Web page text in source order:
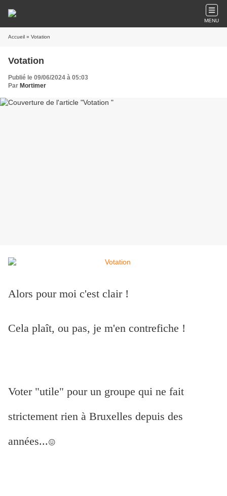
MENU
Accueil » Votation
Votation
Publié le 09/06/2024 à 05:03
Par Mortimer
Alors pour moi c'est clair !
Cela plaît, ou pas, je m'en contrefiche !
Voter "utile" pour un groupe qui ne fait
strictement rien à Bruxelles depuis des
années...😖